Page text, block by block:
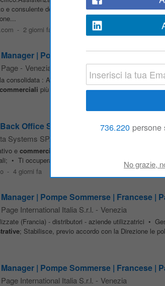
e consulente del benessereSupporto nella
- 2 giorni fa
| Pompe Sommerse | Francese |
- Venezia
consolidata : Attraverso le attività gestionali ed
commerciali più incisive; Identifica e visita
Office Sales
Systems SPA
e commerciale
• Ti occuperai attivamente della gestione di offerte,
- 4 giorni fa
| Pompe Sommerse | Francese |
International Italia S.r.l. - Venezia
(Francia) - distributori - aziende utilizzatrici •
; Stabilisce, previo accordo con la Direzione le
| Pompe Sommerse | Francese |
International Italia S.r.l. - Venezia
736.220persone